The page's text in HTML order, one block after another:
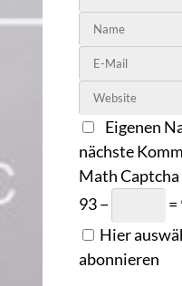
Eigenen
nächste
Math Captcha
93 −
=
Hier
abonnieren